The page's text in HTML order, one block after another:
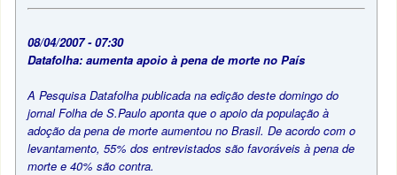
08/04/2007 - 07:30
Datafolha: aumenta apoio à pena de morte no País
A Pesquisa Datafolha publicada na edição deste domingo do
jornal Folha de S.Paulo aponta que o apoio da população à
adoção da pena de morte aumentou no Brasil. De acordo com o
levantamento, 55% dos entrevistados são favoráveis à pena de
morte e 40% são contra.